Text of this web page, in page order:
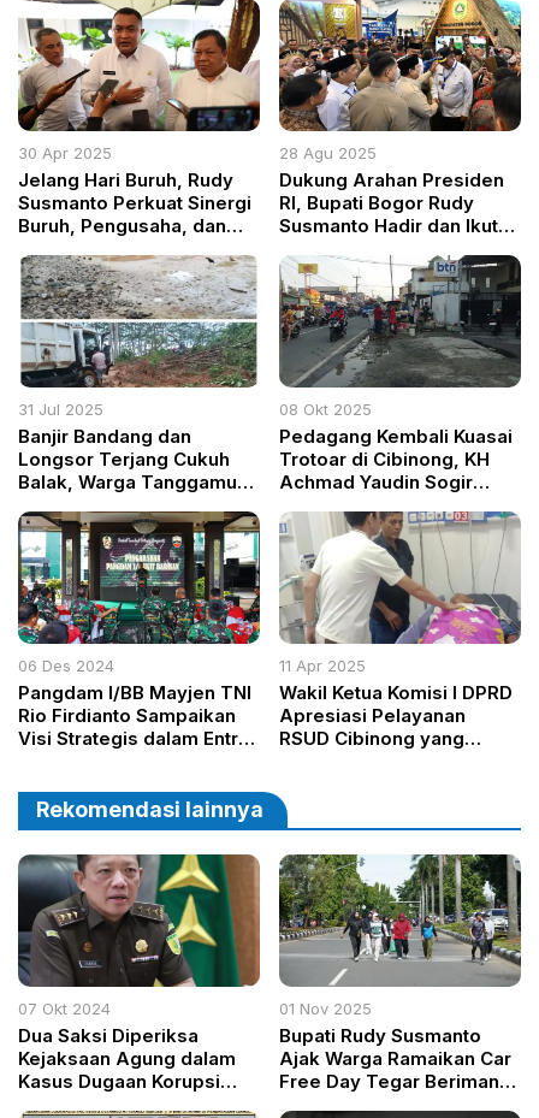
30 Apr 2025
Jelang Hari Buruh, Rudy
Susmanto Perkuat Sinergi
Buruh, Pengusaha, dan
Bogor
28 Agu 2025
Dukung Arahan Presiden
RI, Bupati Bogor Rudy
Susmanto Hadir dan Ikut
Otonomi Expo 2025 di
Kabupaten Tangerang
31 Jul 2025
Banjir Bandang dan
Longsor Terjang Cukuh
Balak, Warga Tanggamus
Bantuan Mendesak
08 Okt 2025
Pedagang Kembali Kuasai
Trotoar di Cibinong, KH
Achmad Yaudin Sogir
Mampu, Lebih Baik
Mundur!
06 Des 2024
Pangdam I/BB Mayjen TNI
Rio Firdianto Sampaikan
Visi Strategis dalam Entry
11 Apr 2025
Wakil Ketua Komisi I DPRD
Apresiasi Pelayanan
RSUD Cibinong yang
Rekomendasi lainnya
07 Okt 2024
Dua Saksi Diperiksa
Kejaksaan Agung dalam
Kasus Dugaan Korupsi
01 Nov 2025
Bupati Rudy Susmanto
Ajak Warga Ramaikan Car
Free Day Tegar Beriman,